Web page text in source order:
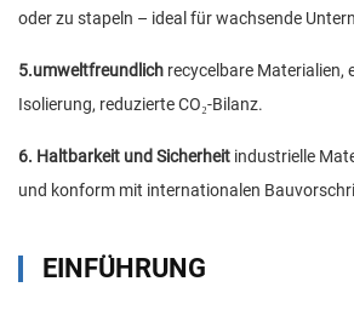
oder zu stapeln – ideal für wachsende
5.umweltfreundlich recycelbare Materialien,
Isolierung, reduzierte CO₂-Bilanz.
6. Haltbarkeit und Sicherheit industrielle
und konform mit internationalen
EINFÜHRUNG